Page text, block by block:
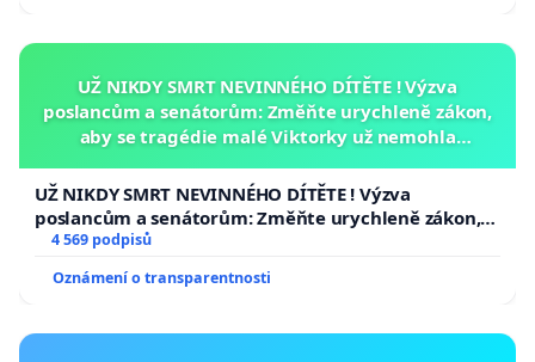
UŽ NIKDY SMRT NEVINNÉHO DÍTĚTE ! Výzva
poslancům a senátorům: Změňte urychleně zákon,
aby se tragédie malé Viktorky už nemohla
UŽ NIKDY SMRT NEVINNÉHO DÍTĚTE ! Výzva
poslancům a senátorům: Změňte urychleně zákon,
aby se tragédie malé Viktorky už nemohla opakovat!
4 569 podpisů
Oznámení o transparentnosti